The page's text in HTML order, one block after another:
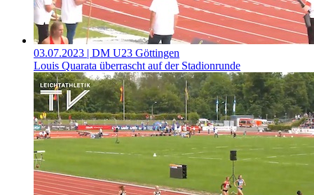
03.07.2023 | DM U23 Göttingen
Louis Quarata überrascht auf der Stadionrunde